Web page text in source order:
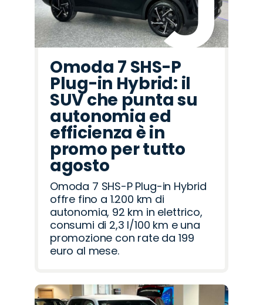
Omoda 7 SHS-P
Plug-in Hybrid: il
SUV che punta su
autonomia ed
efficienza è in
promo per tutto
agosto
Omoda 7 SHS-P Plug-in Hybrid
offre fino a 1.200 km di
autonomia, 92 km in elettrico,
consumi di 2,3 l/100 km e una
promozione con rate da 199
euro al mese.